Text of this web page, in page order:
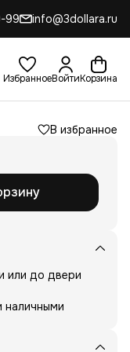
99 info@3dollara.ru
ИзбранноеВойтиКорзина
В избранное
или до двери
наличными